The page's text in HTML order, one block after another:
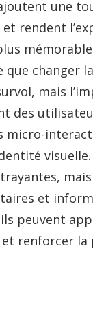
une
rendent
que changer
mais
des
micro-
et
peuvent
renforcer la